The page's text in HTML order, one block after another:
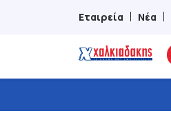
Εταιρεία Νέα